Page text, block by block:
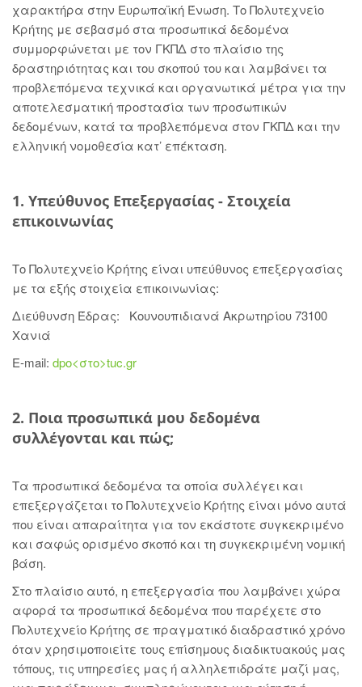
χαρακτήρα στην Ευρωπαϊκή Ένωση. Το Πολυτεχνείο
Κρήτης με σεβασμό στα προσωπικά δεδομένα
συμμορφώνεται με τον ΓΚΠΔ στο πλαίσιο της
δραστηριότητας και του σκοπού του και λαμβάνει τα
προβλεπόμενα τεχνικά και οργανωτικά μέτρα για την
αποτελεσματική προστασία των προσωπικών
δεδομένων, κατά τα προβλεπόμενα στον ΓΚΠΔ και την
ελληνική νομοθεσία κατ’ επέκταση.
1. Υπεύθυνος Επεξεργασίας - Στοιχεία
επικοινωνίας
Το Πολυτεχνείο Κρήτης είναι υπεύθυνος επεξεργασίας
με τα εξής στοιχεία επικοινωνίας:
Διεύθυνση Έδρας: Κουνουπιδιανά Ακρωτηρίου 73100
Χανιά
E-mail: dpo<στο>tuc.gr
2. Ποια προσωπικά μου δεδομένα
συλλέγονται και πώς;
Τα προσωπικά δεδομένα τα οποία συλλέγει και
επεξεργάζεται το Πολυτεχνείο Κρήτης είναι μόνο αυτά
που είναι απαραίτητα για τον εκάστοτε συγκεκριμένο
και σαφώς ορισμένο σκοπό και τη συγκεκριμένη νομική
βάση.
Στο πλαίσιο αυτό, η επεξεργασία που λαμβάνει χώρα
αφορά τα προσωπικά δεδομένα που παρέχετε στο
Πολυτεχνείο Κρήτης σε πραγματικό διαδραστικό χρόνο
όταν χρησιμοποιείτε τους επίσημους διαδικτυακούς μας
τόπους, τις υπηρεσίες μας ή αλληλεπιδράτε μαζί μας,